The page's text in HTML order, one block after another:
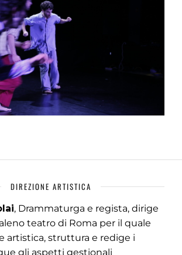
DIREZIONE ARTISTICA
, Drammaturga e regista, dirige
teatro di Roma per il quale
artistica, struttura e redige i
gli aspetti gestionali